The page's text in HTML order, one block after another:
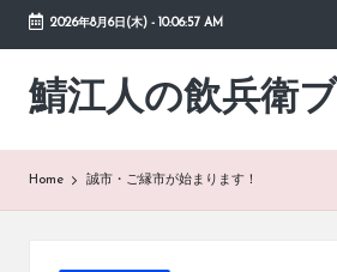
Skip
content
2026年8月6日(木)- 10:06:57 AM
鯖江人の飲兵衛
日々
の
Home 誠市・ご縁市が始まります！